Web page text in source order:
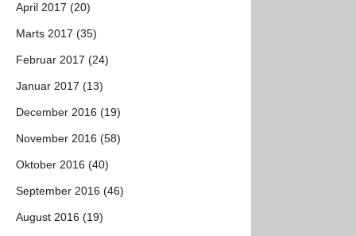
April 2017 (20)
Marts 2017 (35)
Februar 2017 (24)
Januar 2017 (13)
December 2016 (19)
November 2016 (58)
Oktober 2016 (40)
September 2016 (46)
August 2016 (19)